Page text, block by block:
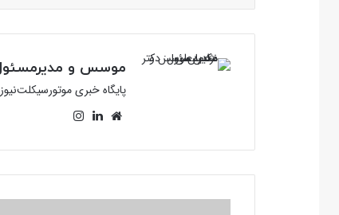
موسس و
پایگاه خبری
وبسایتلینکدین